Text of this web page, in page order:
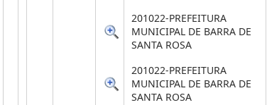
201022-PREFEITURA
MUNICIPAL DE BARRA DE
SANTA ROSA
201022-PREFEITURA
MUNICIPAL DE BARRA DE
SANTA ROSA